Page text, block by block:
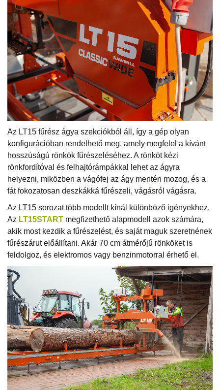
Az LT15 fűrész ágya szekciókból áll, így a gép olyan
konfigurációban rendelhető meg, amely megfelel a kívánt
hosszúságú rönkök fűrészeléséhez. A rönköt kézi
rönkfordítóval és felhajtórámpákkal lehet az ágyra
helyezni, miközben a vágófej az ágy mentén mozog, és a
fát fokozatosan deszkákká fűrészeli, vágásról vágásra.
Az LT15 sorozat több modellt kínál különböző igényekhez.
Az LT15START megfizethető alapmodell azok számára,
akik most kezdik a fűrészelést, és saját maguk szeretnének
fűrészárut előállítani. Akár 70 cm átmérőjű rönköket is
feldolgoz, és elektromos vagy benzinmotorral érhető el.